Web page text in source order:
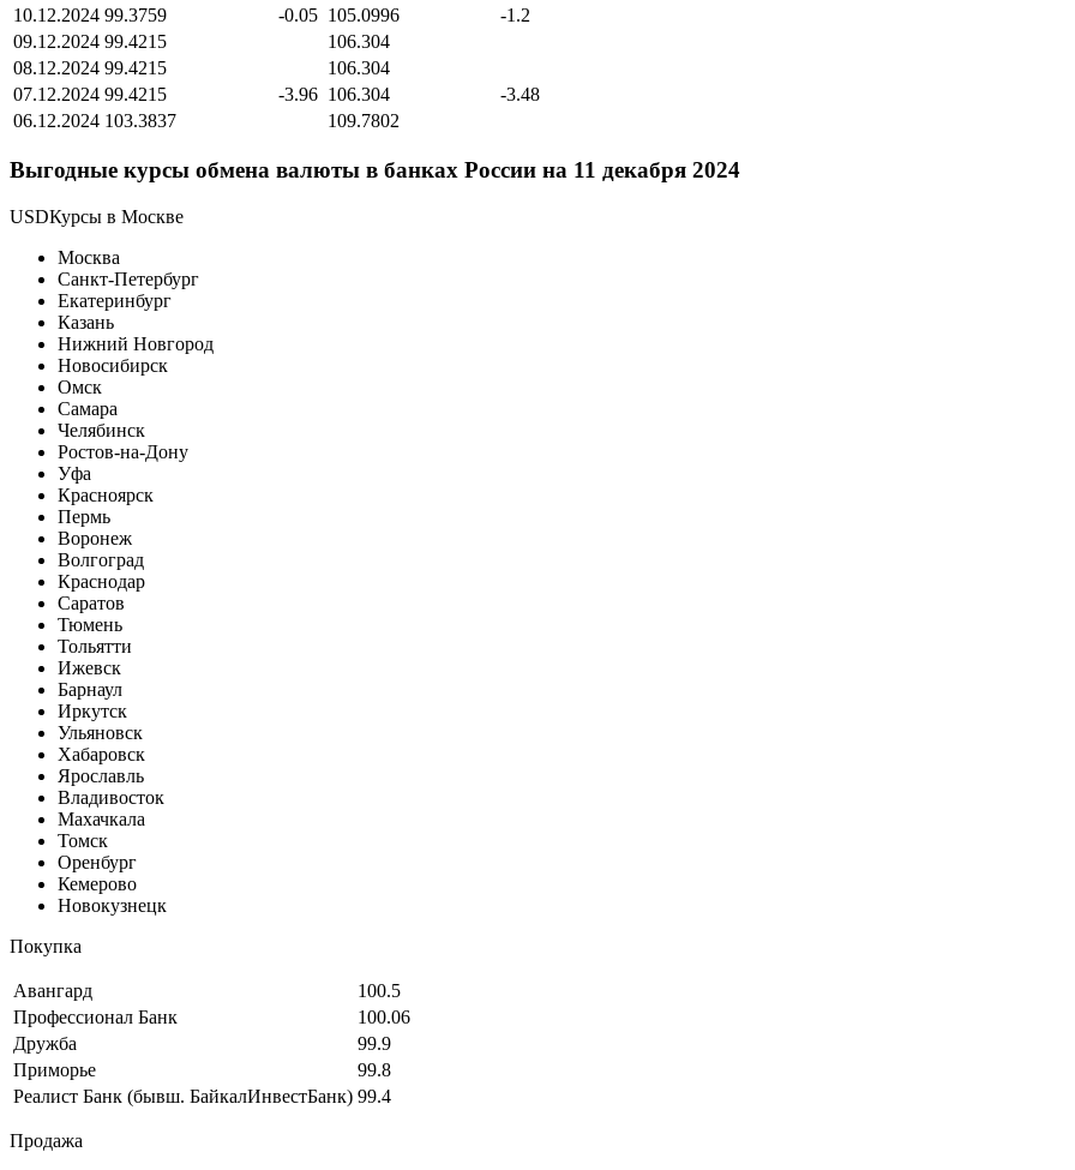
10.12.2024 99.3759 -0.05 105.0996
-1.2
09.12.2024 99.4215
106.304
08.12.2024 99.4215
106.304
07.12.2024 99.4215 -3.96 106.304
-3.48
06.12.2024 103.3837 109.7802
Выгодные курсы обмена валюты в банках России на 11 декабря 2024
USDКурсы в Москве
Москва
Санкт-Петербург
Екатеринбург
Казань
Нижний Новгород
Новосибирск
Омск
Самара
Челябинск
Ростов-на-Дону
Уфа
Красноярск
Пермь
Воронеж
Волгоград
Краснодар
Саратов
Тюмень
Тольятти
Ижевск
Барнаул
Иркутск
Ульяновск
Хабаровск
Ярославль
Владивосток
Махачкала
Томск
Оренбург
Кемерово
Новокузнецк
Покупка
Авангард
100.5
Профессионал Банк
100.06
Дружба
99.9
Приморье
99.8
Реалист Банк (бывш. БайкалИнвестБанк) 99.4
Продажа